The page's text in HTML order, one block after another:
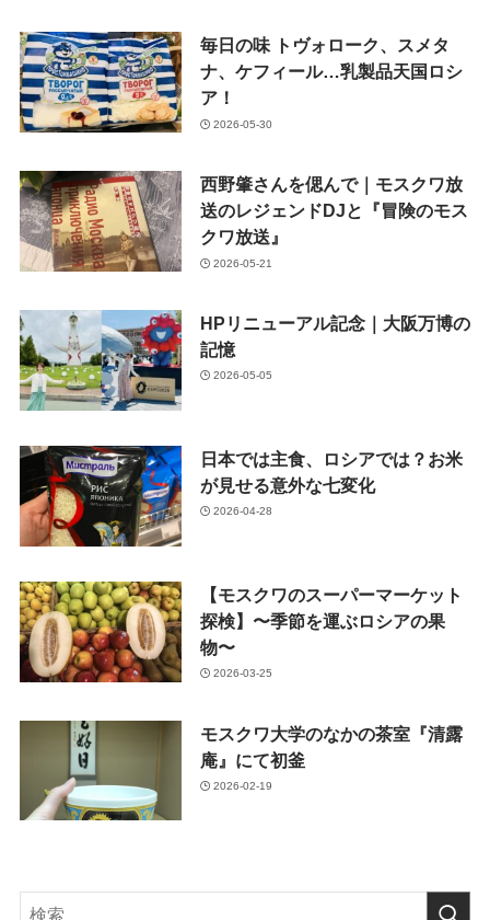
毎日の味 トヴォローク、スメタ
ナ、ケフィール…乳製品天国ロシ
ア！
2026-05-30
西野肇さんを偲んで｜モスクワ放
送のレジェンドDJと『冒険のモス
クワ放送』
2026-05-21
HPリニューアル記念｜大阪万博の
記憶
2026-05-05
日本では主食、ロシアでは？お米
が見せる意外な七変化
2026-04-28
【モスクワのスーパーマーケット
探検】〜季節を運ぶロシアの果
物〜
2026-03-25
モスクワ大学のなかの茶室『清露
庵』にて初釜
2026-02-19